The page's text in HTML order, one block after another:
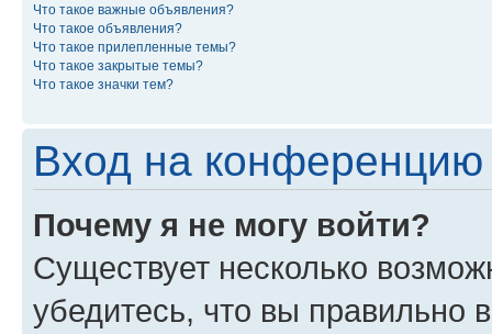
Что такое важные объявления?
Что такое объявления?
Что такое прилепленные темы?
Что такое закрытые темы?
Что такое значки тем?
Вход на конференцию
Почему я не могу войти?
Существует несколько
убедитесь, что вы правильно